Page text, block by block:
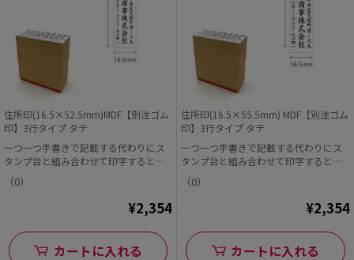
住所印(16.5×52.5mm)MDF【別注ゴム
印】3行タイプ タテ
一つ一つ手書きで記載する代わりにス
タンプ台と組み合わせて印字すると早
くて便利!
（0）
¥2,354
カートに入れる
住所印(16.5×55.5mm) MDF【別注ゴム
印】3行タイプ タテ
一つ一つ手書きで記載する代わりにス
タンプ台と組み合わせて印字すると早
くて便利!
（0）
¥2,354
カートに入れる